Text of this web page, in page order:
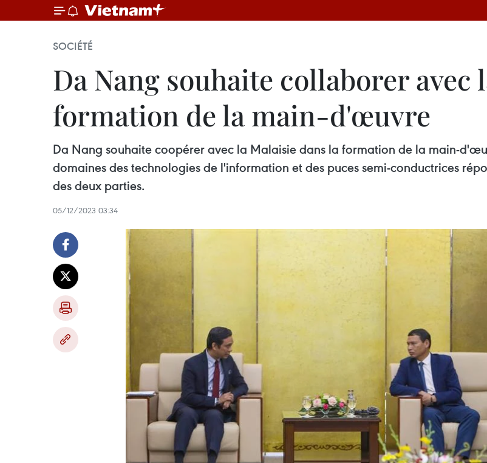
SOCIÉTÉ
Da Nang souhaite collaborer avec
formation de la main-d'œuvre
Da Nang souhaite coopérer avec la Malaisie dans la formation de la main-
domaines des technologies de l'information et des puces semi-conductrices
des deux parties.
05/12/2023 03:34